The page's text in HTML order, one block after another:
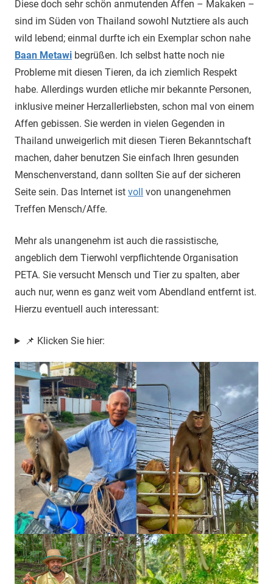
Diese doch sehr schön anmutenden Affen – Makaken –
sind im Süden von Thailand sowohl Nutztiere als auch
wild lebend; einmal durfte ich ein Exemplar schon nahe
Baan Metawi begrüßen. Ich selbst hatte noch nie
Probleme mit diesen Tieren, da ich ziemlich Respekt
habe. Allerdings wurden etliche mir bekannte Personen,
inklusive meiner Herzallerliebsten, schon mal von einem
Affen gebissen. Sie werden in vielen Gegenden in
Thailand unweigerlich mit diesen Tieren Bekanntschaft
machen, daher benutzen Sie einfach Ihren gesunden
Menschenverstand, dann sollten Sie auf der sicheren
Seite sein. Das Internet ist voll von unangenehmen
Treffen Mensch/Affe.
Mehr als unangenehm ist auch die rassistische,
angeblich dem Tierwohl verpflichtende Organisation
PETA. Sie versucht Mensch und Tier zu spalten, aber
auch nur, wenn es ganz weit vom Abendland entfernt ist.
Hierzu eventuell auch interessant:
📌 Klicken Sie hier: